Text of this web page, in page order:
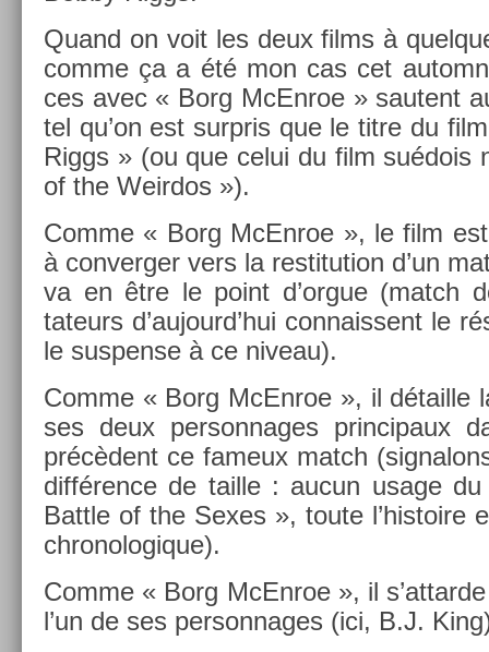
Quand on voit les deux films à
comme ça a été mon cas cet
ces avec « Borg McEn­roe » sautent
tel qu’on est sur­pris que le titre du
Riggs » (ou que celui du film suédois
of the Weir­dos »).
Comme « Borg McEn­roe », le film
à con­verg­er vers la re­stitu­tion d’un
va en être le point d’orgue (match
tateurs d’aujourd’hui con­nais­sent le
le sus­pen­se à ce niveau).
Comme « Borg McEn­roe », il détail­le
ses deux per­son­nages prin­cipaux
précèdent ce fameux match
différence de tail­le : aucun usage
Battle of the Sexes », toute l’his­toire
chronologique).
Comme « Borg McEn­roe », il
l’un de ses per­son­nages (ici, B.J.